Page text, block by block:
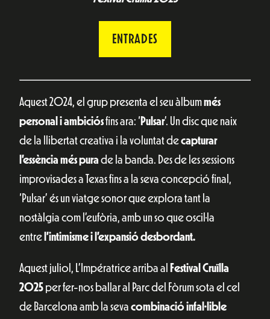
ENTRADES
Aquest 2024, el grup presenta el seu àlbummés
personal i ambiciósfins ara: ‘ Pulsar’. Un disc que naix
de la llibertat creativa i la voluntat decapturar
l’essència més pura de la banda. Des de les sessions
improvisades a Texas fins a la seva concepció final,
‘Pulsar’ és un viatge sonor que explora tant la
nostàlgia com l’eufòria, amb un so que oscil·la
entre l’intimisme i l’expansió desbordant.
Aquest juliol, L’Impératrice arriba al Festival Cruïlla
2025 per fer-nos ballar al Parc del Fòrum sota el cel
de Barcelona amb la seva combinació infal·lible